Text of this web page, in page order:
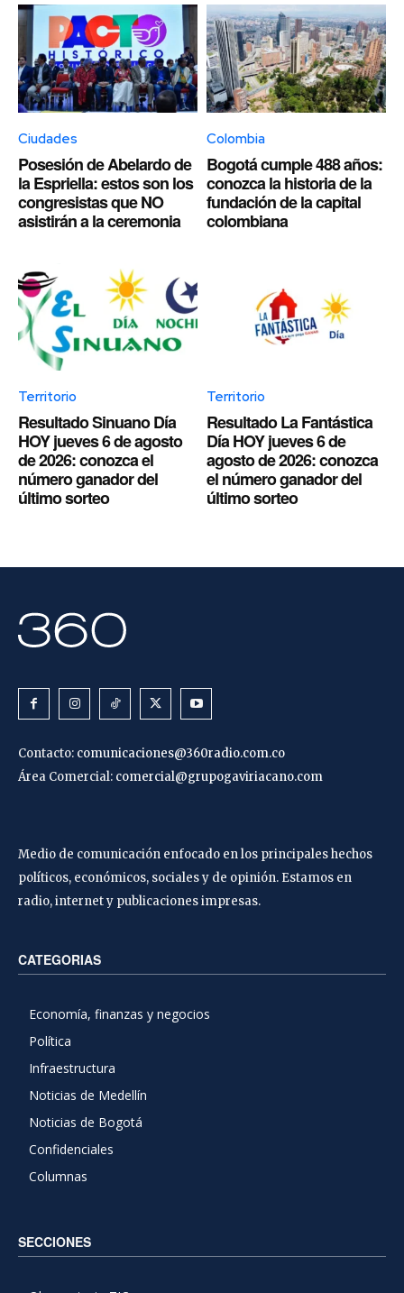
Ciudades
Posesión de Abelardo de
la Espriella: estos son los
congresistas que NO
asistirán a la ceremonia
Colombia
Bogotá cumple 488 años:
conozca la historia de la
fundación de la capital
colombiana
Territorio
Resultado Sinuano Día
HOY jueves 6 de agosto
de 2026: conozca el
número ganador del
último sorteo
Territorio
Resultado La Fantástica
Día HOY jueves 6 de
agosto de 2026: conozca
el número ganador del
último sorteo
Contacto: comunicaciones@360radio.com.co
Área Comercial: comercial@grupogaviriacano.com
Medio de comunicación enfocado en los principales hechos
políticos, económicos, sociales y de opinión. Estamos en
radio, internet y publicaciones impresas.
CATEGORIAS
Economía, finanzas y negocios
Política
Infraestructura
Noticias de Medellín
Noticias de Bogotá
Confidenciales
Columnas
SECCIONES